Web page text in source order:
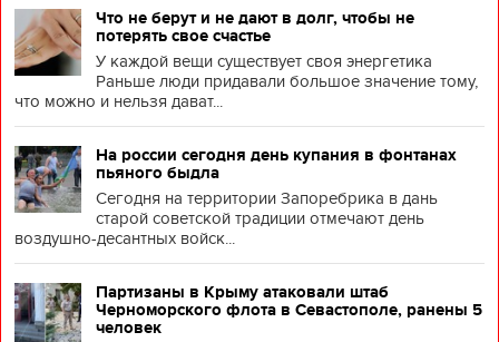
Что не берут и не дают в долг, чтобы не
потерять свое счастье
У каждой вещи существует своя энергетика
Раньше люди придавали большое значение тому,
что можно и нельзя дават...
На россии сегодня день купания в фонтанах
пьяного быдла
Сегодня на территории Запоребрика в дань
старой советской традиции отмечают день
воздушно-десантных войск...
Партизаны в Крыму атаковали штаб
Черноморского флота в Севастополе, ранены 5
человек